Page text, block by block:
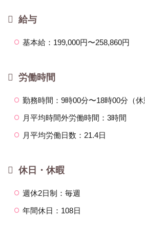
給与
基本給：199,000円〜258,860円
労働時間
勤務時間：9時00分〜18時00分（休
月平均時間外労働時間：3時間
月平均労働日数：21.4日
休日・休暇
週休2日制：毎週
年間休日：108日